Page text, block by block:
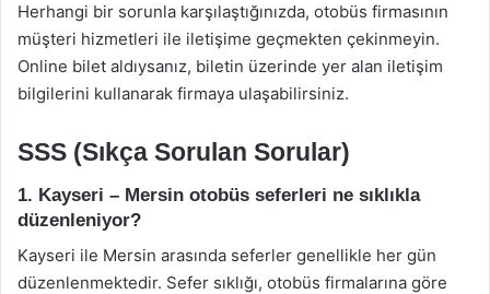
Herhangi bir sorunla karşılaştığınızda, otobüs firmasının
müşteri hizmetleri ile iletişime geçmekten çekinmeyin.
Online bilet aldıysanız, biletin üzerinde yer alan iletişim
bilgilerini kullanarak firmaya ulaşabilirsiniz.
SSS (Sıkça Sorulan Sorular)
1. Kayseri – Mersin otobüs seferleri ne sıklıkla
düzenleniyor?
Kayseri ile Mersin arasında seferler genellikle her gün
düzenlenmektedir. Sefer sıklığı, otobüs firmalarına göre